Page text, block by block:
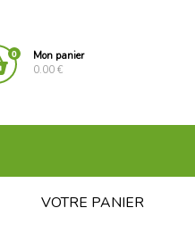
0
Mon panier
0.00 €
VOTRE PANIER